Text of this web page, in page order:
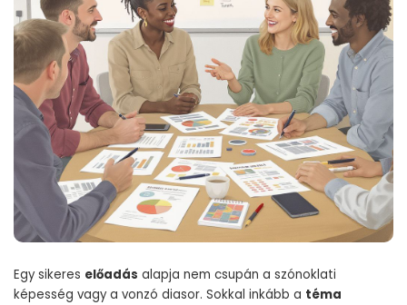
Egy sikeres előadás alapja nem csupán a szónoklati
képesség vagy a vonzó diasor. Sokkal inkább a téma